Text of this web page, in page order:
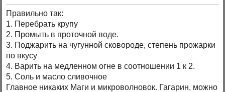
Правильно так:
1. Перебрать крупу
2. Промыть в проточной воде.
3. Поджарить на чугунной сковороде, степень прожарки
по вкусу
4. Варить на медленном огне в соотношении 1 к 2.
5. Соль и масло сливочное
Главное никаких Маги и микроволновок. Гагарин, можно